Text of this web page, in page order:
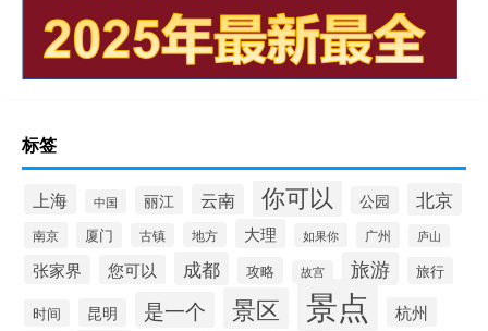
标签
上海 中国 丽江 云南 你可以 公园 北京
南京 厦门 古镇 地方 大理 如果你 广州 庐山
张家界 您可以 成都 攻略 故宫 旅游 旅行
时间 昆明 是一个 景区 景点 杭州